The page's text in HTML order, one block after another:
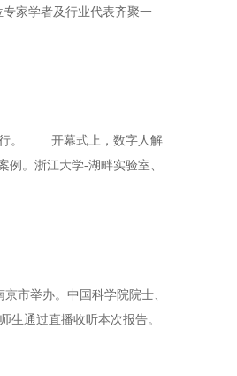
家学者及行业代表齐聚一
举行。 开幕式上，数字人解
。浙江大学-湖畔实验室、
市举办。中国科学院院士、
生通过直播收听本次报告。